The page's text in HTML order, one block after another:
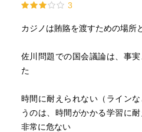
3
カジノは賄賂を渡すための場所
佐川問題での国会議論は、事
た
時間に耐えられない（ライン
うのは、時間がかかる学習に
非常に危ない